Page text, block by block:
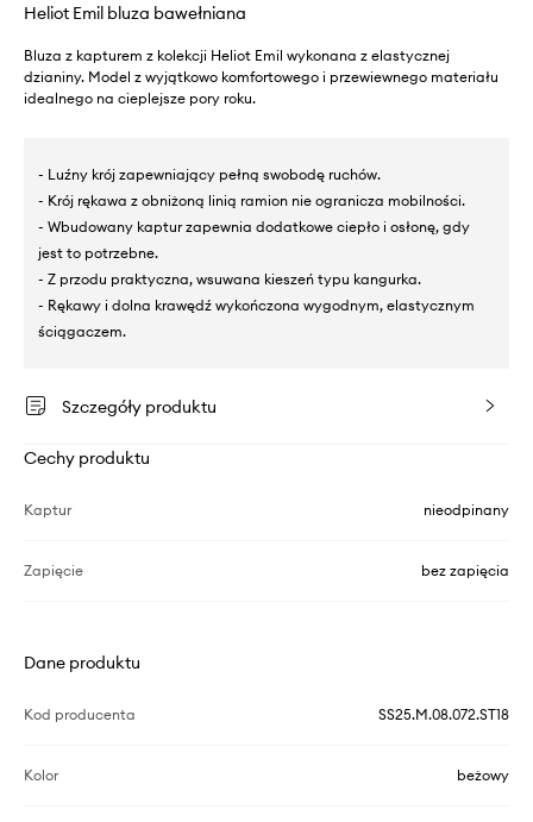
Heliot Emil bluza bawełniana
Bluza z kapturem z kolekcji Heliot Emil wykonana z elastycznej
dzianiny. Model z wyjątkowo komfortowego i przewiewnego materiału
idealnego na cieplejsze pory roku.
- Luźny krój zapewniający pełną swobodę ruchów.
- Krój rękawa z obniżoną linią ramion nie ogranicza mobilności.
- Wbudowany kaptur zapewnia dodatkowe ciepło i osłonę, gdy
jest to potrzebne.
- Z przodu praktyczna, wsuwana kieszeń typu kangurka.
- Rękawy i dolna krawędź wykończona wygodnym, elastycznym
ściągaczem.
Szczegóły produktu
Cechy produktu
Kaptur nieodpinany
Zapięcie bez zapięcia
Dane produktu
Kod producenta SS25.M.08.072.ST18
Kolor beżowy